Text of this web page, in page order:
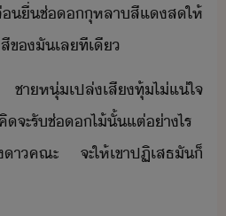
​ช่​ุหลา​สีแ​ส​ให้​
ข​ั​เล​ทีเี
ชาหุ่​เปล่เสี​ทุ้​ไ่แ่ใจ​
จะ​รั​ช่ไ้​ั้​แต่​่าไร​
า​คณะ​ ​จะ​ให้​เขา​ปฏิเสธ​ั​็​